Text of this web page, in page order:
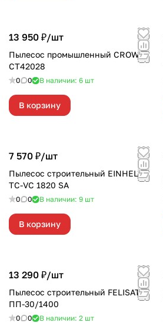
13 950 ₽/шт
Пылесос промышленный CROWN
CT42028
0 0 В наличии: 6 шт
В корзину
7 570 ₽/шт
Пылесос строительный EINHELL
TC-VC 1820 SA
0 0 В наличии: 9 шт
В корзину
13 290 ₽/шт
Пылесос строительный FELISATTI
ПП-30/1400
0 0 В наличии: 2 шт